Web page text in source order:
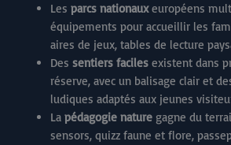
Les parcs nationauxeuropéens
équipements pour accueillir les
aires de jeux, tables de lecture
Des sentiers faciles existent dans
réserve, avec un balisage clair et
ludiques adaptés aux jeunes
La pédagogie nature gagne du
sensors, quizz faune et flore,